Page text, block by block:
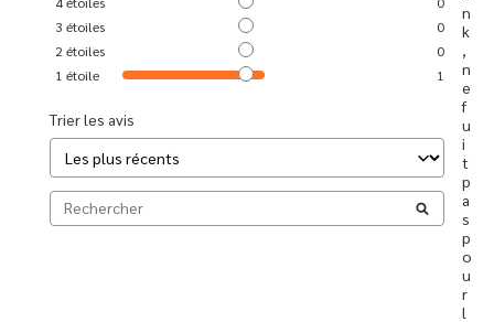
3 étoiles
0
2 étoiles
0
1 étoile 1
Trier les avis
n
k
n
e
f
u
i
t
p
a
s
p
o
u
r
l